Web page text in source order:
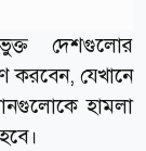
দেশগুলোর
করবেন, যেখানে
হামলা